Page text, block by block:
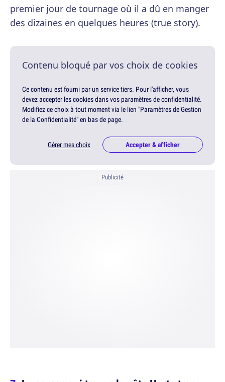
premier jour de tournage où il a dû en manger
des dizaines en quelques heures (true story).
Contenu bloqué par vos choix de cookies
Ce contenu est fourni par un service tiers. Pour l'afficher, vous
devez accepter les cookies dans vos paramètres de confidentialité.
Modifiez ce choix à tout moment via le lien "Paramètres de Gestion
de la Confidentialité" en bas de page.
Gérer mes choix Accepter & afficher
Publicité